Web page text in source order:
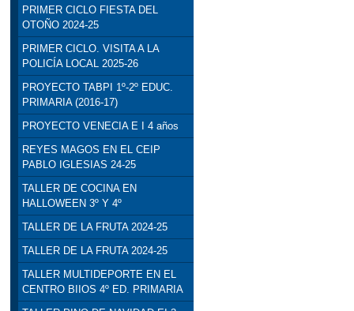
PRIMER CICLO FIESTA DEL
OTOÑO 2024-25
PRIMER CICLO. VISITA A LA
POLICÍA LOCAL 2025-26
PROYECTO TABPI 1º-2º EDUC.
PRIMARIA (2016-17)
PROYECTO VENECIA E I 4 años
REYES MAGOS EN EL CEIP
PABLO IGLESIAS 24-25
TALLER DE COCINA EN
HALLOWEEN 3º Y 4º
TALLER DE LA FRUTA 2024-25
TALLER DE LA FRUTA 2024-25
TALLER MULTIDEPORTE EN EL
CENTRO BIIOS 4º ED. PRIMARIA